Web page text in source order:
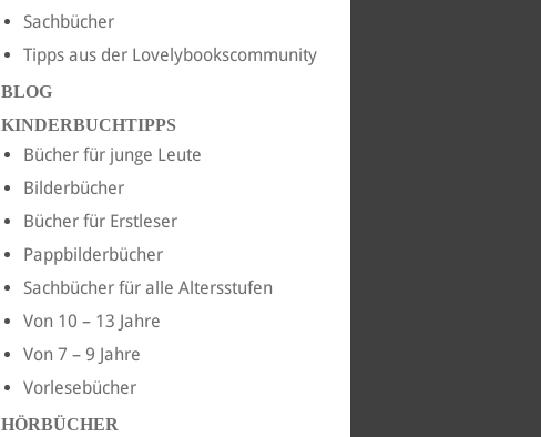
Sachbücher
Tipps aus der Lovelybookscommunity
BLOG
KINDERBUCHTIPPS
Bücher für junge Leute
Bilderbücher
Bücher für Erstleser
Pappbilderbücher
Sachbücher für alle Altersstufen
Von 10 – 13 Jahre
Von 7 – 9 Jahre
Vorlesebücher
HÖRBÜCHER